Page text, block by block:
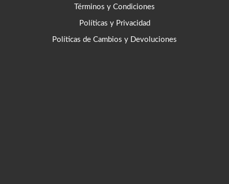
Términos y Condiciones
Políticas y Privacidad
Políticas de Cambios y Devoluciones